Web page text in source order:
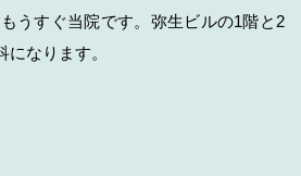
うすぐ当院です。弥生ビルの1階と2
なります。